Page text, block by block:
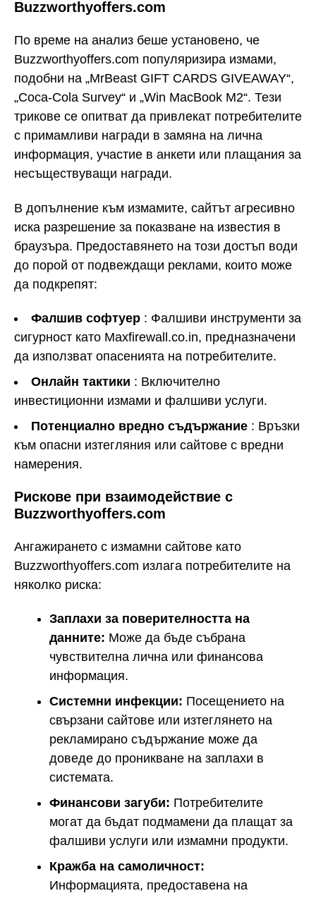
Buzzworthyoffers.com
По време на анализ беше установено, че
Buzzworthyoffers.com популяризира измами,
подобни на „MrBeast GIFT CARDS GIVEAWAY“,
„Coca-Cola Survey“ и „Win MacBook M2“. Тези
трикове се опитват да привлекат потребителите
с примамливи награди в замяна на лична
информация, участие в анкети или плащания за
несъществуващи награди.
В допълнение към измамите, сайтът агресивно
иска разрешение за показване на известия в
браузъра. Предоставянето на този достъп води
до порой от подвеждащи реклами, които може
да подкрепят:
Фалшив софтуер : Фалшиви инструменти за
сигурност като Maxfirewall.co.in, предназначени
да използват опасенията на потребителите.
Онлайн тактики : Включително
инвестиционни измами и фалшиви услуги.
Потенциално вредно съдържание : Връзки
към опасни изтегляния или сайтове с вредни
намерения.
Рискове при взаимодействие с
Buzzworthyoffers.com
Ангажирането с измамни сайтове като
Buzzworthyoffers.com излага потребителите на
няколко риска:
Заплахи за поверителността на
данните: Може да бъде събрана
чувствителна лична или финансова
информация.
Системни инфекции: Посещението на
свързани сайтове или изтеглянето на
рекламирано съдържание може да
доведе до проникване на заплахи в
системата.
Финансови загуби: Потребителите
могат да бъдат подмамени да плащат за
фалшиви услуги или измамни продукти.
Кражба на самоличност:
Информацията, предоставена на